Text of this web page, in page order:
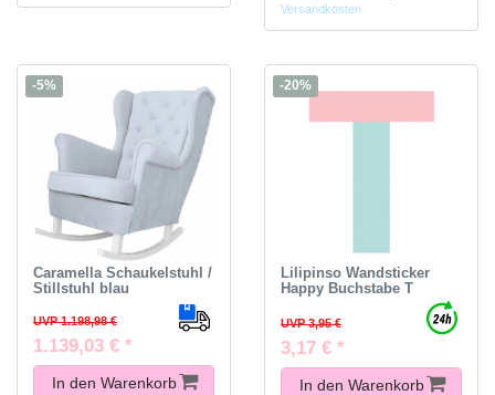
Versandkosten
-5%
Caramella Schaukelstuhl /
Stillstuhl blau
UVP 1.198,98 €
1.139,03 € *
In den Warenkorb
-20%
Lilipinso Wandsticker
Happy Buchstabe T
UVP 3,95 €
3,17 € *
In den Warenkorb